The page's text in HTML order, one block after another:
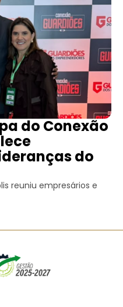
do Conexão
do
reuniu empresários e